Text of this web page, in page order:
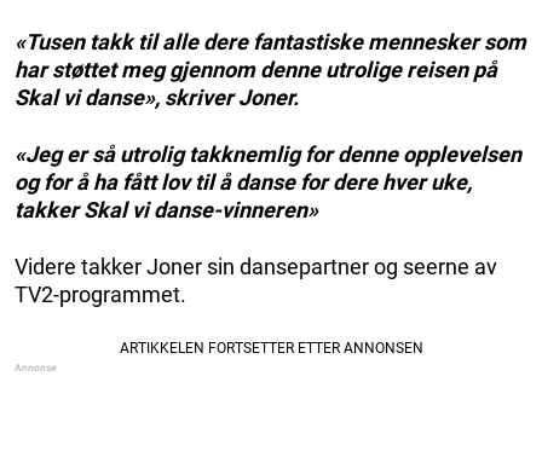
«Tusen takk til alle dere fantastiske mennesker som
har støttet meg gjennom denne utrolige reisen på
Skal vi danse», skriver Joner.
«Jeg er så utrolig takknemlig for denne opplevelsen
og for å ha fått lov til å danse for dere hver uke,
takker Skal vi danse-vinneren»
Videre takker Joner sin dansepartner og seerne av
TV2-programmet.